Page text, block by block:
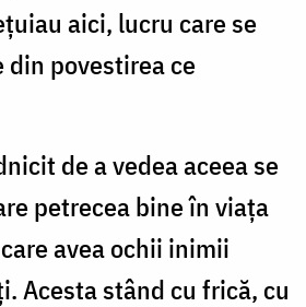
aici, lucru care se
povestirea ce
de a vedea aceea se
petrecea bine în viața
avea ochii inimii
Acesta stând cu frică, cu